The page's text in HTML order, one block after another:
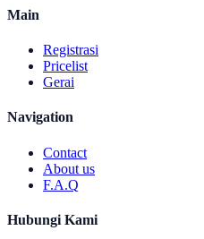
Main
Registrasi
Pricelist
Gerai
Navigation
Contact
About us
F.A.Q
Hubungi Kami